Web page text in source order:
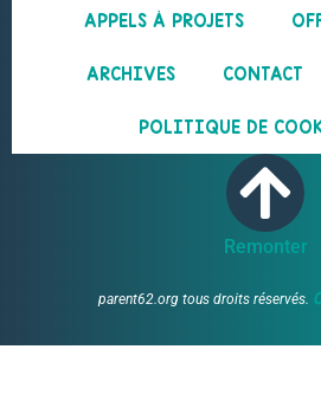
APPELS À PROJETS
ARCHIVES CONTACT
POLITIQUE DE
Remonter
parent62.org tous droits réservés.